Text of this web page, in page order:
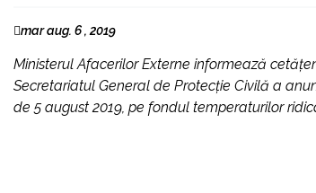
mar aug. 6 , 2019
Ministerul Afacerilor Externe informează
Secretariatul General de Protecţie Civilă a
de 5 august 2019, pe fondul temperaturilor